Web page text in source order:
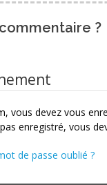
?
vous devez vous
enregistré, vous
de passe oublié ?